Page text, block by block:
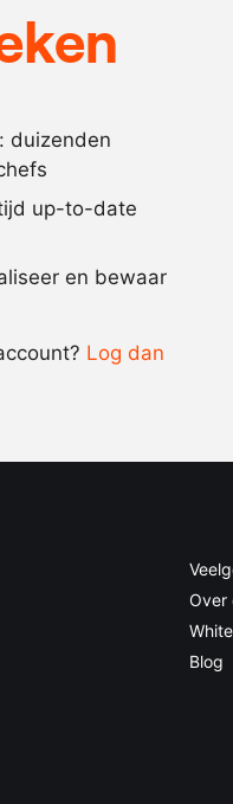
duizenden
up-to-date
en bewaar
Log dan
Over
Blog